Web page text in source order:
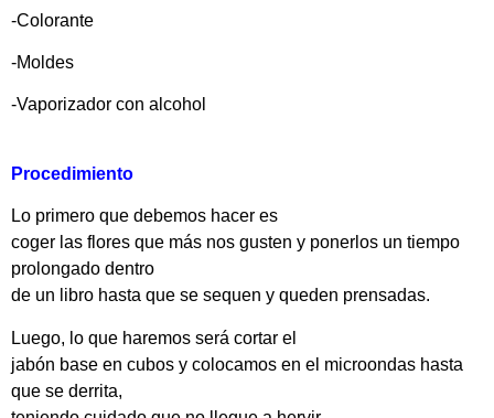
-Colorante
-Moldes
-Vaporizador con alcohol
Procedimiento
Lo primero que debemos hacer es
coger las flores que más nos gusten y ponerlos un tiempo
prolongado dentro
de un libro hasta que se sequen y queden prensadas.
Luego, lo que haremos será cortar el
jabón base en cubos y colocamos en el microondas hasta
que se derrita,